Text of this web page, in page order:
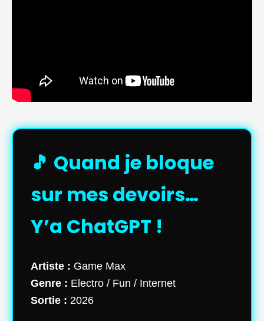
🎵 Quand je bloque
sur mes devoirs…
Y’a ChatGPT !
Artiste : Game Max
Genre : Electro / Fun / Internet
Sortie : 2026